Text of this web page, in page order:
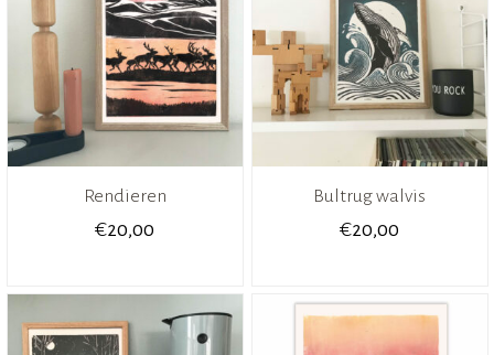
Rendieren
€20,00
Bultrug walvis
€20,00